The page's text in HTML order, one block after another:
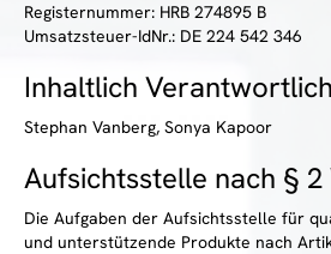
Registernummer: HRB 274895 B
Umsatzsteuer-IdNr.: DE 224 542 346
Inhaltlich
Stephan Vanberg, Sonya Kapoor
Aufsichtsstelle nach § 2
Die Aufgaben der Aufsichtsstelle für
und unterstützende Produkte nach